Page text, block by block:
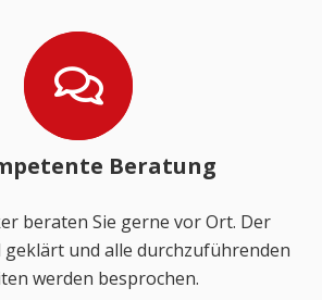
Beratung
beraten Sie gerne vor Ort. Der
geklärt und alle durchzuführenden
werden besprochen.